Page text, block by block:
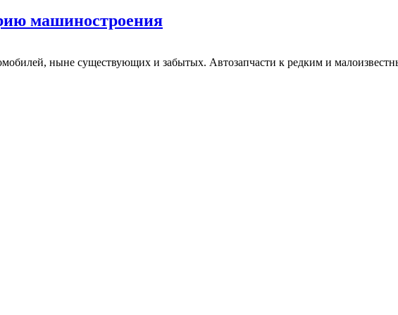
машиностроения
ныне существующих и забытых. Автозапчасти к редким и